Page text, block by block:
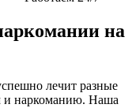
на
лечит разные
и наркоманию. Наша